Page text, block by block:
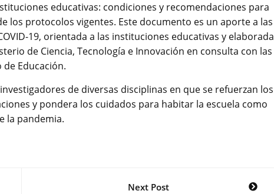
educativas: condiciones y recomendaciones para
los protocolos vigentes. Este documento es un aporte a las
19, orientada a las instituciones educativas y elaborada
de Ciencia, Tecnología e Innovación en consulta con las
Educación.
de diversas disciplinas en que se refuerzan los
y pondera los cuidados para habitar la escuela como
la pandemia.
Next Post